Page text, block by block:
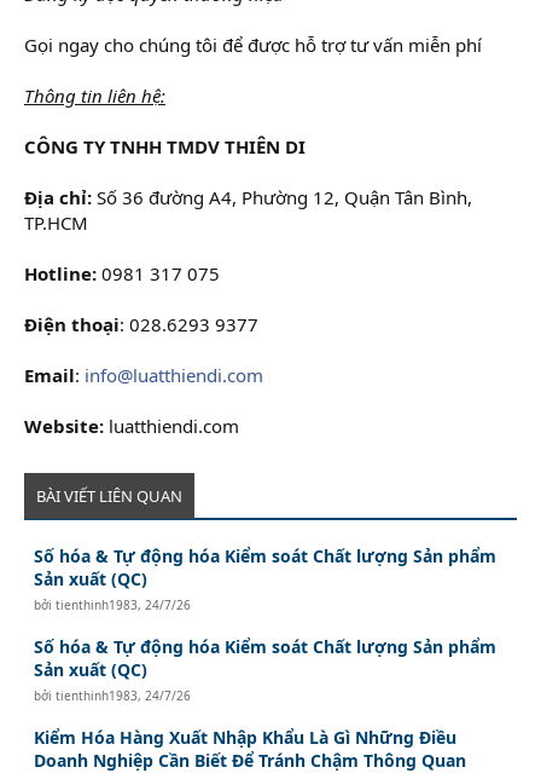
Gọi ngay cho chúng tôi để được hỗ trợ tư vấn miễn phí
Thông tin liên hệ:
CÔNG TY TNHH TMDV THIÊN DI
Địa chỉ: Số 36 đường A4, Phường 12, Quận Tân Bình,
TP.HCM
Hotline: 0981 317 075
Điện thoại: 028.6293 9377
Email: info@luatthiendi.com
Website: luatthiendi.com
BÀI VIẾT LIÊN QUAN
Số hóa & Tự động hóa Kiểm soát Chất lượng Sản phẩm
Sản xuất (QC)
bởitienthinh1983, 24/7/26
Số hóa & Tự động hóa Kiểm soát Chất lượng Sản phẩm
Sản xuất (QC)
bởitienthinh1983, 24/7/26
Kiểm Hóa Hàng Xuất Nhập Khẩu Là Gì Những Điều
Doanh Nghiệp Cần Biết Để Tránh Chậm Thông Quan